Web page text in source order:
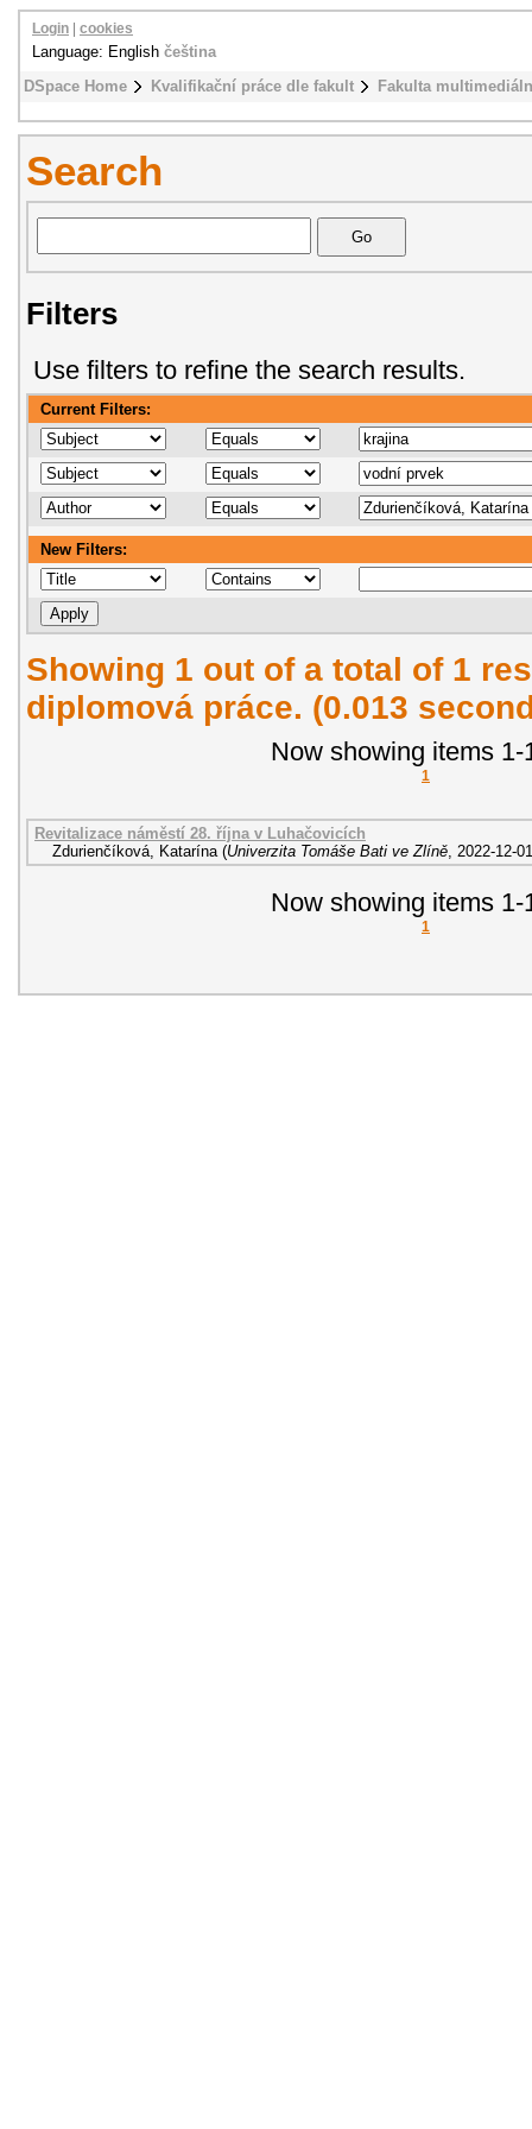
DSpace Home Kvalifikační práce dle fakult Fakulta
Login cookies
Language: English čeština
Search
Filters
Use filters to refine the search results.
Current Filters:
New Filters:
Showing 1 out of a total of 1
diplomová práce. (0.013
Now showing items 1-
1
Revitalizace náměstí 28. října v Luhačovicích
Zdurienčíková, Katarína (Univerzita Tomáše Bati ve Zlíně, 2022-12-01
Now showing items 1-
1